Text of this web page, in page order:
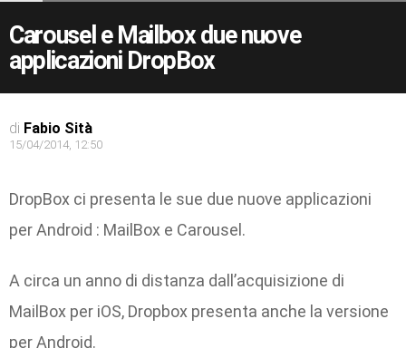
Carousel e Mailbox due nuove
applicazioni DropBox
di Fabio Sità
15/04/2014, 12:50
DropBox ci presenta le sue due nuove applicazioni
per Android : MailBox e Carousel.
A circa un anno di distanza dall’acquisizione di
MailBox per iOS, Dropbox presenta anche la versione
per Android.